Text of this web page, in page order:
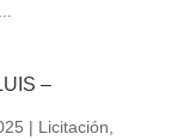
–
| Licitación